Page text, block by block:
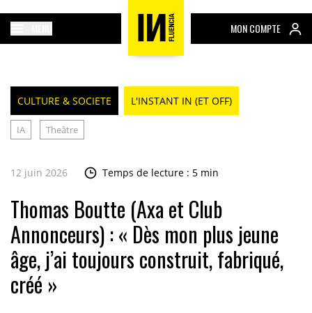
MON COMPTE
CULTURE & SOCIETE L'INSTANT IN (ET OFF)
IA Theâtre
12 juin 2026 Temps de lecture : 5 min
Thomas Boutte (Axa et Club
Annonceurs) : « Dès mon plus jeune
âge, j’ai toujours construit, fabriqué,
créé »